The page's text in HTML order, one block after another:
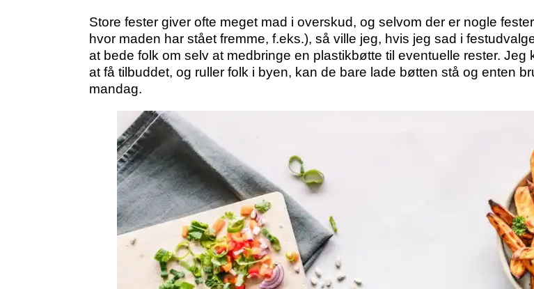
Store fester giver ofte meget mad i overskud, og selvom der er nogle
hvor maden har stået fremme, f.eks.), så ville jeg, hvis jeg sad i
at bede folk om selv at medbringe en plastikbøtte til eventuelle rester.
at få tilbuddet, og ruller folk i byen, kan de bare lade bøtten stå og enten
mandag.